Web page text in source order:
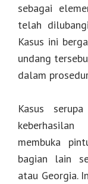
sebagai
telah
Kasus ini
undang
dalam
Kasus
membuka
bagian lain
atau Georgia.